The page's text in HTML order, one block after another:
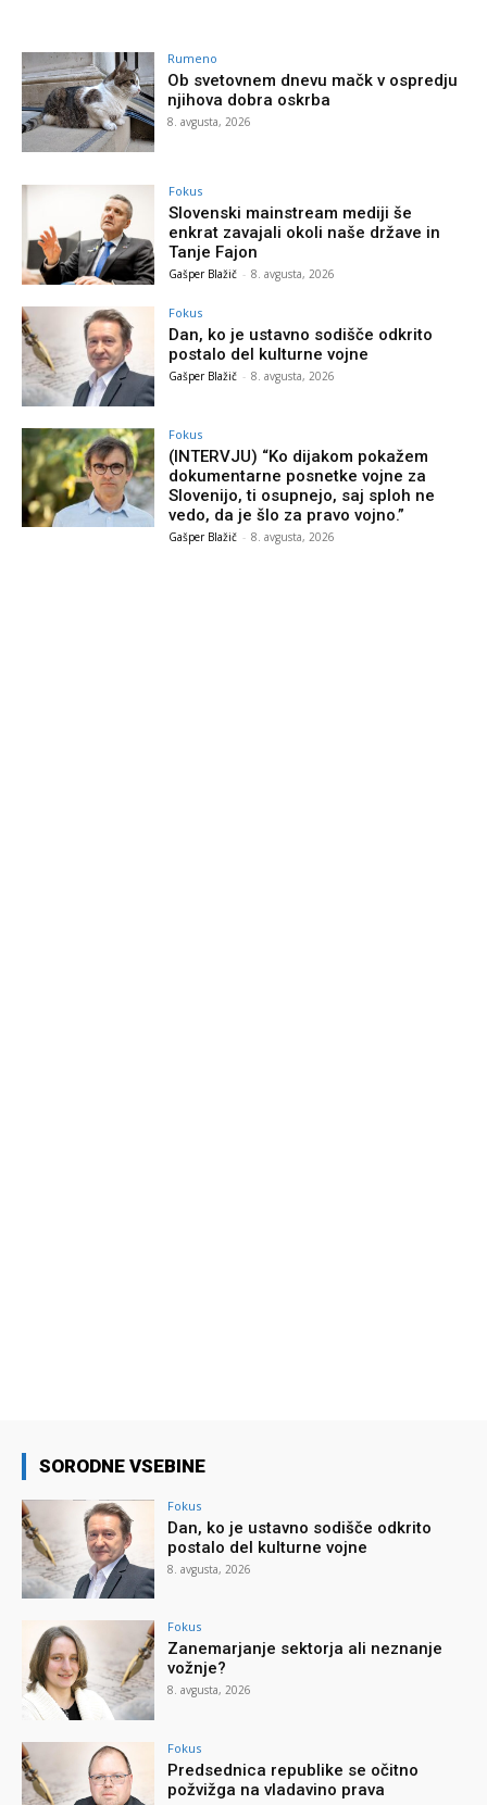
Rumeno
Ob svetovnem dnevu mačk v ospredju
njihova dobra oskrba
8. avgusta, 2026
Fokus
Slovenski mainstream mediji še
enkrat zavajali okoli naše države in
Tanje Fajon
Gašper Blažič - 8. avgusta, 2026
Fokus
Dan, ko je ustavno sodišče odkrito
postalo del kulturne vojne
Gašper Blažič - 8. avgusta, 2026
Fokus
(INTERVJU) “Ko dijakom pokažem
dokumentarne posnetke vojne za
Slovenijo, ti osupnejo, saj sploh ne
vedo, da je šlo za pravo vojno.”
Gašper Blažič - 8. avgusta, 2026
SORODNE VSEBINE
Fokus
Dan, ko je ustavno sodišče odkrito
postalo del kulturne vojne
8. avgusta, 2026
Fokus
Zanemarjanje sektorja ali neznanje
vožnje?
8. avgusta, 2026
Fokus
Predsednica republike se očitno
požvižga na vladavino prava